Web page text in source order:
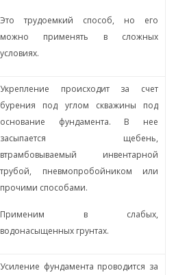
Это трудоемкий способ, но его
можно применять в сложных
условиях.
Укрепление происходит за счет
бурения под углом скважины под
основание фундамента. В нее
засыпается щебень,
втрамбовываемый инвентарной
трубой, пневмопробойником или
прочими способами.
Применим в слабых,
водонасыщенных грунтах.
Усиление фундамента проводится за